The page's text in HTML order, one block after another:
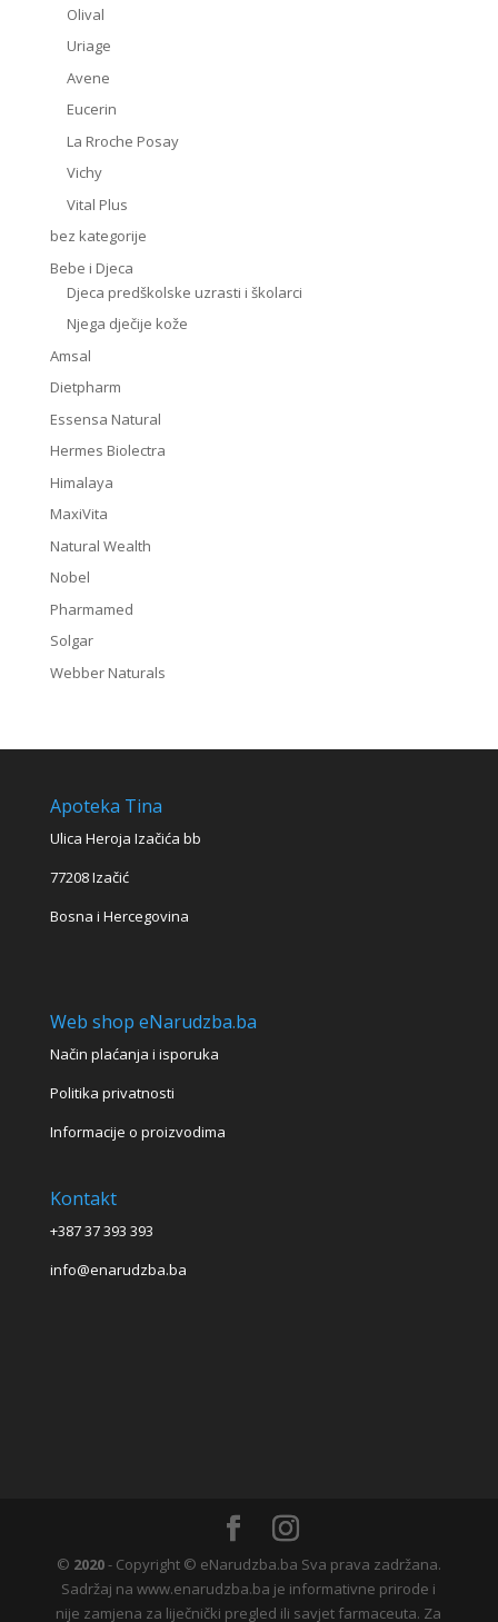
Olival
Uriage
Avene
Eucerin
La Rroche Posay
Vichy
Vital Plus
bez kategorije
Bebe i Djeca
Djeca predškolske uzrasti i školarci
Njega dječije kože
Amsal
Dietpharm
Essensa Natural
Hermes Biolectra
Himalaya
MaxiVita
Natural Wealth
Nobel
Pharmamed
Solgar
Webber Naturals
Apoteka Tina
Ulica Heroja Izačića bb
77208 Izačić
Bosna i Hercegovina
Web shop eNarudzba.ba
Način plaćanja i isporuka
Politika privatnosti
Informacije o proizvodima
Kontakt
+387 37 393 393
info@enarudzba.ba
© 2020- Copyright © eNarudzba.ba Sva prava zadržana.
Sadržaj na www.enarudzba.ba je informativne prirode i
nije zamjena za liječnički pregled ili savjet farmaceuta. Za